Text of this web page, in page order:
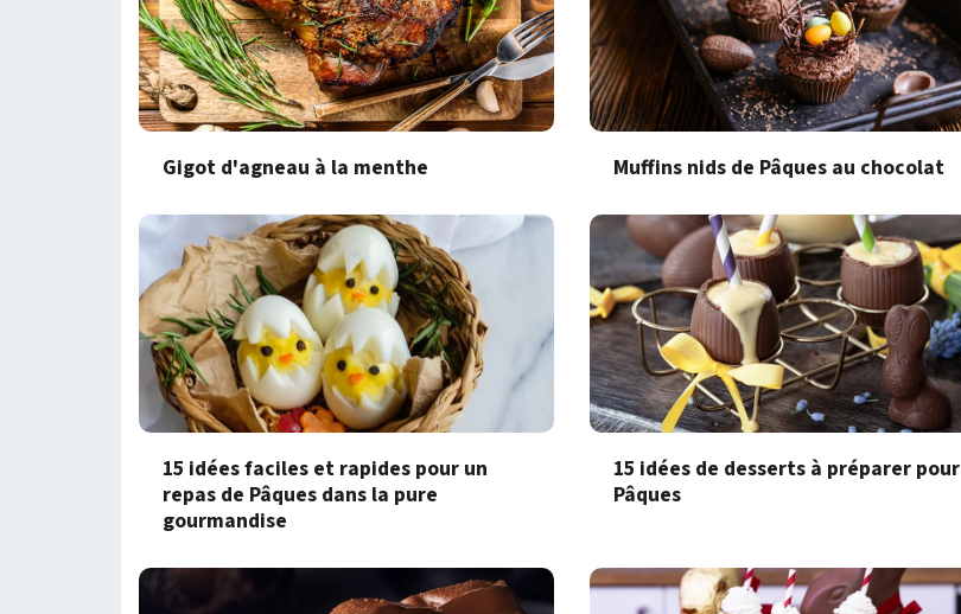
Gigot d'agneau à la menthe Muffins nids de Pâques au chocolat
15 idées faciles et rapides pour un
repas de Pâques dans la pure
gourmandise
15 idées de desserts à préparer pour
Pâques